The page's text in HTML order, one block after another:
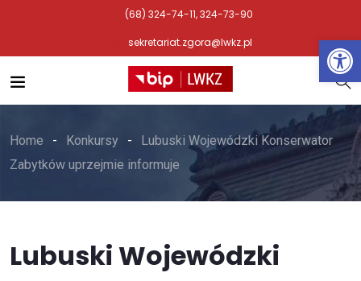
(68) 324-74-11, 324-73-90
sekretariat.zgora@lwkz.pl
Home Konkursy
Lubuski Wojewódzki Konserwator
Zabytków uprzejmie informuje
Lubuski Wojewódzki